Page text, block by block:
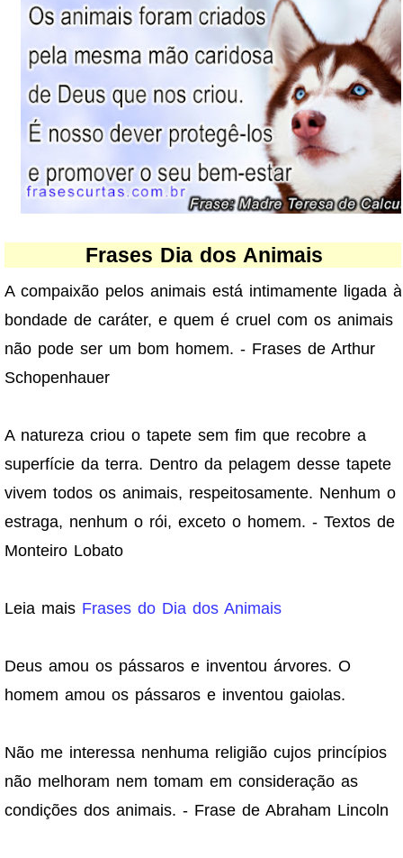
Frases Dia dos Animais
A compaixão pelos animais está intimamente ligada à
bondade de caráter, e quem é cruel com os animais
não pode ser um bom homem. - Frases de Arthur
Schopenhauer
A natureza criou o tapete sem fim que recobre a
superfície da terra. Dentro da pelagem desse tapete
vivem todos os animais, respeitosamente. Nenhum o
estraga, nenhum o rói, exceto o homem. - Textos de
Monteiro Lobato
Leia mais Frases do Dia dos Animais
Deus amou os pássaros e inventou árvores. O
homem amou os pássaros e inventou gaiolas.
Não me interessa nenhuma religião cujos princípios
não melhoram nem tomam em consideração as
condições dos animais. - Frase de Abraham Lincoln